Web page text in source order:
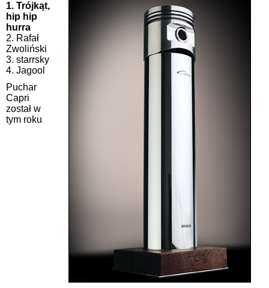
1. Trójkąt,
hip hip
hurra
2. Rafał
Zwoliński
3. starrsky
4. Jagool
Puchar
Capri
został w
tym roku